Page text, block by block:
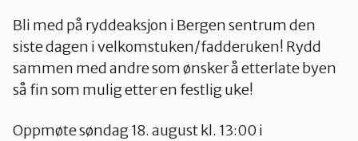
Bli med på ryddeaksjon i Bergen sentrum den
siste dagen i velkomstuken/fadderuken! Rydd
sammen med andre som ønsker å etterlate byen
så fin som mulig etter en festlig uke!
Oppmøte søndag 18. august kl. 13:00 i